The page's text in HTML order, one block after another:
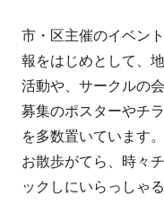
市・区主催のイベン
報をはじめとして、
活動や、サークルの
募集のポスターやチ
を多数置いています。
お散歩がてら、時々
ックしにいらっしゃ